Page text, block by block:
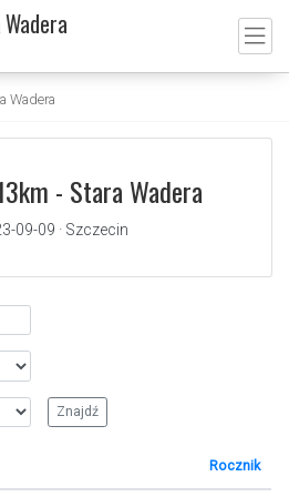
Wadera
- Stara Wadera
09-09 · Szczecin
Rocznik